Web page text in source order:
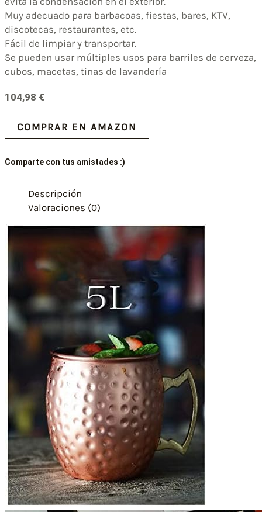
Muy adecuado para barbacoas, fiestas, bares, KTV,
discotecas, restaurantes, etc.
Fácil de limpiar y transportar.
Se pueden usar múltiples usos para barriles de cerveza,
cubos, macetas, tinas de lavandería
104,98 €
COMPRAR EN AMAZON
Comparte con tus amistades :)
Descripción
Valoraciones (0)